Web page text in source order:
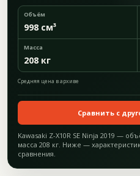
Объём
998 см³
Масса
208 кг
Средняя цена в архиве
Сравнить с
Kawasaki Z-X10R SE Ninja 2019 —
масса 208 кг. Ниже —
сравнения.